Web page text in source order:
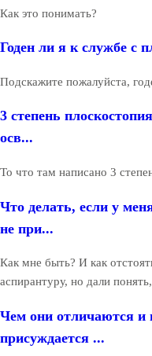
Как это понимать?
Годен ли я к службе с
Подскажите пожалуйста,
3 степень
осв...
То что там написано 3
Что делать, если у
не при...
Как мне быть? И как
аспирантуру, но дали
Чем они отличаются и
присуждается ...